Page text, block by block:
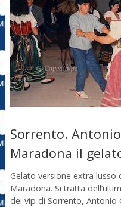
Sorrento.
Maradona il
Gelato versione extra
Maradona. Si tratta
dei vip di Sorrento, Antonio